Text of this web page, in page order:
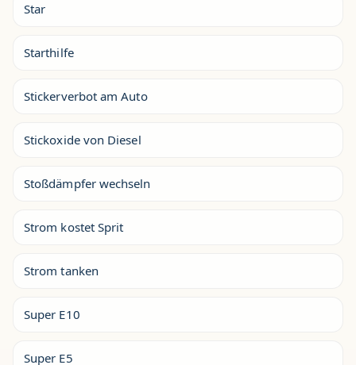
Star
Starthilfe
Stickerverbot am Auto
Stickoxide von Diesel
Stoßdämpfer wechseln
Strom kostet Sprit
Strom tanken
Super E10
Super E5